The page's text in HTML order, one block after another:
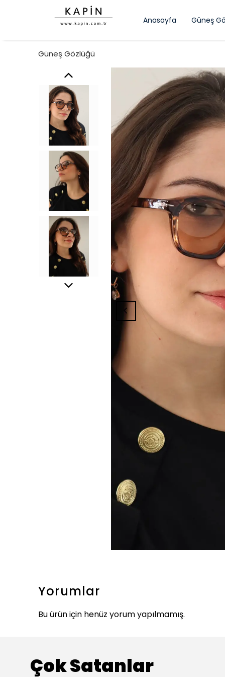
Anasayfa Güneş
Güneş Gözlüğü
Yorumlar
Bu ürün için henüz yorum yapılmamış.
Çok Satanlar